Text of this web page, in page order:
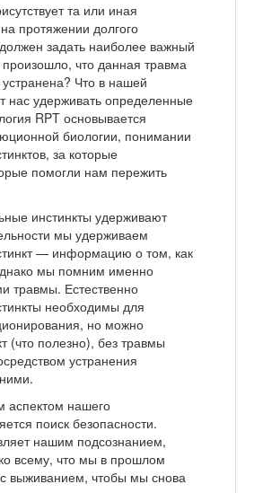
та или иная
протяжении долгого
задать наиболее важный
что данная травма
Что в нашей
нас удерживать определенные
RPT основывается
биологии, понимании
за которые
помогли нам пережить
инстинкты удерживают
мы удерживаем
— информацию о том, как
мы помним именно
травмы. Естественно
необходимы для
но можно
(что полезно), без травмы
устранения
нашего
поиск безопасности.
нашим подсознанием,
всему, что мы в прошлом
выживанием, чтобы мы снова